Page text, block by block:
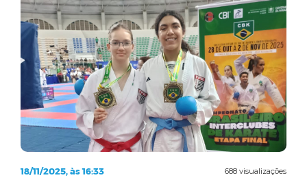
688 visualizações
18/11/2025, às 16:33